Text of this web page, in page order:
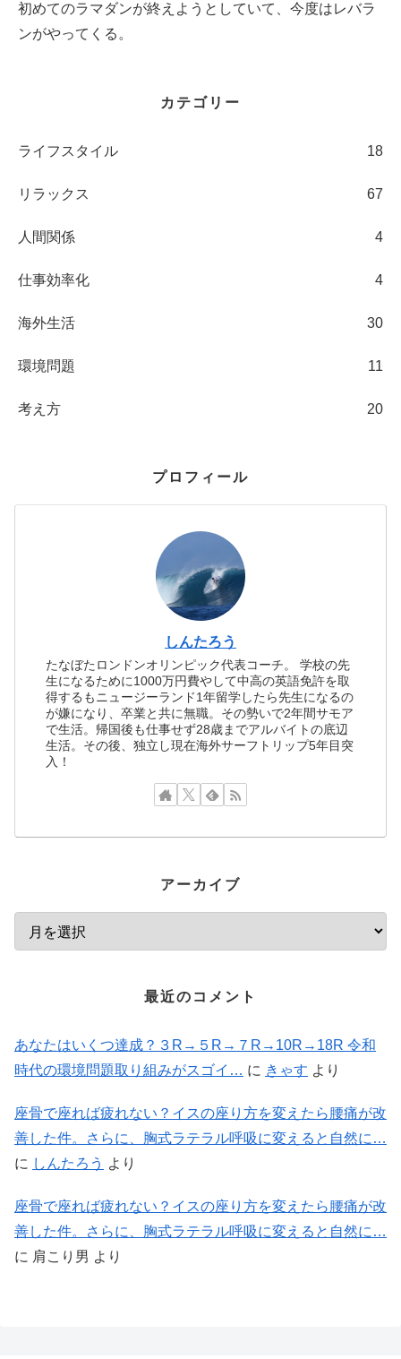
初めてのラマダンが終えようとしていて、今度はレバラ
ンがやってくる。
カテゴリー
ライフスタイル 18
リラックス 67
人間関係 4
仕事効率化 4
海外生活 30
環境問題 11
考え方 20
プロフィール
しんたろう
たなぼたロンドンオリンピック代表コーチ。 学校の先
生になるために1000万円費やして中高の英語免許を取
得するもニュージーランド1年留学したら先生になるの
が嫌になり、卒業と共に無職。その勢いで2年間サモア
で生活。帰国後も仕事せず28歳までアルバイトの底辺
生活。その後、独立し現在海外サーフトリップ5年目突
入！
アーカイブ
最近のコメント
あなたはいくつ達成？３R→５R→７R→10R→18R 令和
時代の環境問題取り組みがスゴイ… に きゃす より
座骨で座れば疲れない？イスの座り方を変えたら腰痛が改
善した件。さらに、胸式ラテラル呼吸に変えると自然に…
に しんたろう より
座骨で座れば疲れない？イスの座り方を変えたら腰痛が改
善した件。さらに、胸式ラテラル呼吸に変えると自然に…
に 肩こり男 より